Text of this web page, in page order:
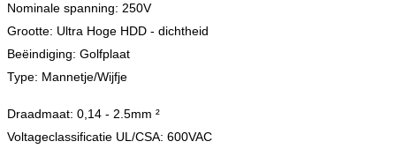
Nominale spanning: 250V
Grootte: Ultra Hoge HDD - dichtheid
Beëindiging: Golfplaat
Type: Mannetje/Wijfje
Draadmaat: 0,14 - 2.5mm ²
Voltageclassificatie UL/CSA: 600VAC